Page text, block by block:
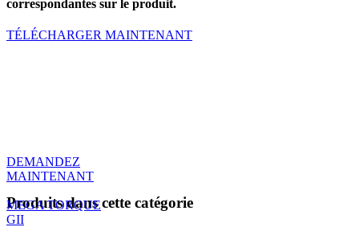
correspondantes sur le produit.
TÉLÉCHARGER MAINTENANT
DEMANDEZ
MAINTENANT
Produits dans cette catégorie
MEGA TORQUE
GII